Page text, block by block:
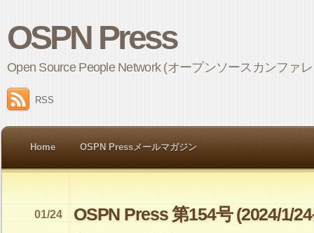
OSPN Press
Open Source People Network (オープンソースカンファ
RSS
Home OSPN Pressメールマガジン
OSPN Press 第154号 (2024/1/
01/24